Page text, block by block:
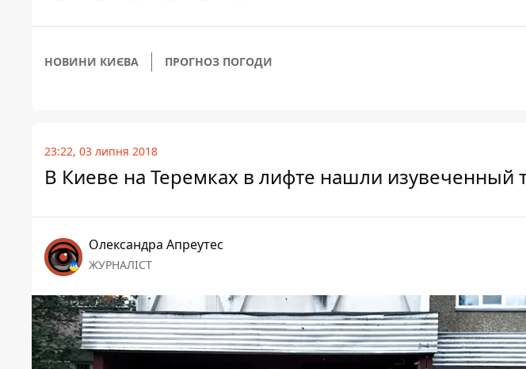
НОВИНИ КИЄВА ПРОГНОЗ ПОГОДИ
23:22, 03 липня 2018
В Киеве на Теремках в лифте нашли
Олександра Апреутес
ЖУРНАЛІСТ